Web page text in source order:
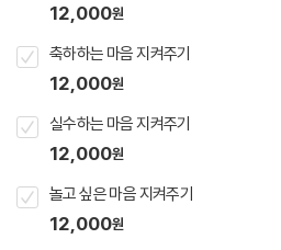
12,000원
축하하는 마음 지켜주기
12,000원
실수하는 마음 지켜주기
12,000원
놀고 싶은 마음 지켜주기
12,000원